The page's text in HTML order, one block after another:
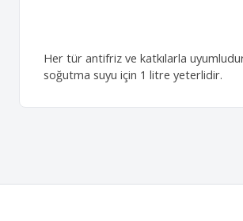
Her tür antifriz ve katkılarla
soğutma suyu için 1 litre yeterlidir.